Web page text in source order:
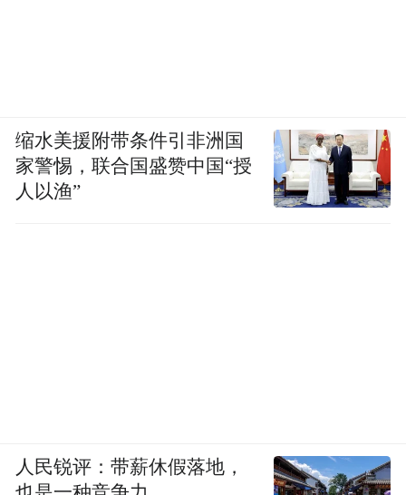
缩水美援附带条件引非洲国
家警惕，联合国盛赞中国“授
人以渔”
人民锐评：带薪休假落地，